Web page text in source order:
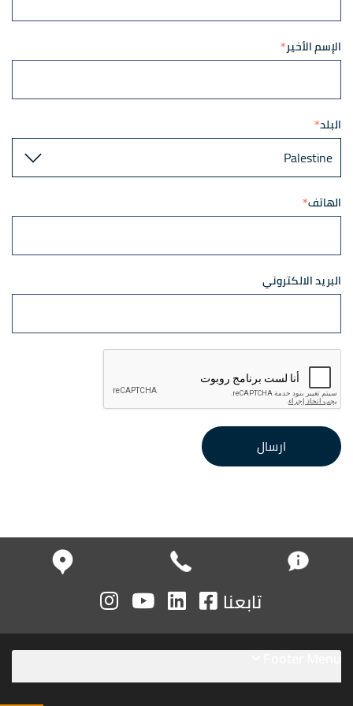
الإسم الأخير
البلد
الهاتف
البريد الالكتروني
ارسال
تابعنا
Footer Menu